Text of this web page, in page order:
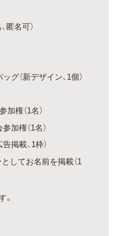
匿名可）
（新デザイン、1個）
権（1名）
加権（1名）
掲載、1枠）
してお名前を掲載（1
。